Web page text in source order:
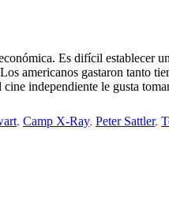
Es difícil establecer
americanos gastaron tanto
cine independiente le gusta
, Camp X-Ray, Peter Sattler,